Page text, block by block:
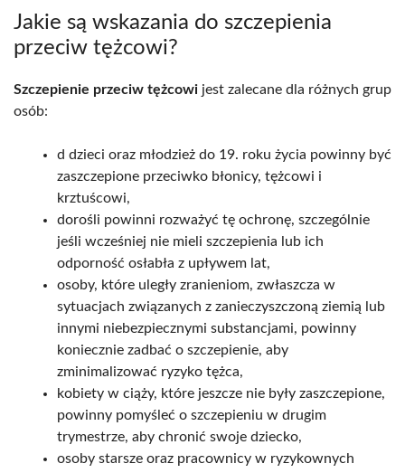
Jakie są wskazania do szczepienia
przeciw tężcowi?
Szczepienie przeciw tężcowi jest zalecane dla różnych grup
osób:
d dzieci oraz młodzież do 19. roku życia powinny być
zaszczepione przeciwko błonicy, tężcowi i
krztuścowi,
dorośli powinni rozważyć tę ochronę, szczególnie
jeśli wcześniej nie mieli szczepienia lub ich
odporność osłabła z upływem lat,
osoby, które uległy zranieniom, zwłaszcza w
sytuacjach związanych z zanieczyszczoną ziemią lub
innymi niebezpiecznymi substancjami, powinny
koniecznie zadbać o szczepienie, aby
zminimalizować ryzyko tężca,
kobiety w ciąży, które jeszcze nie były zaszczepione,
powinny pomyśleć o szczepieniu w drugim
trymestrze, aby chronić swoje dziecko,
osoby starsze oraz pracownicy w ryzykownych